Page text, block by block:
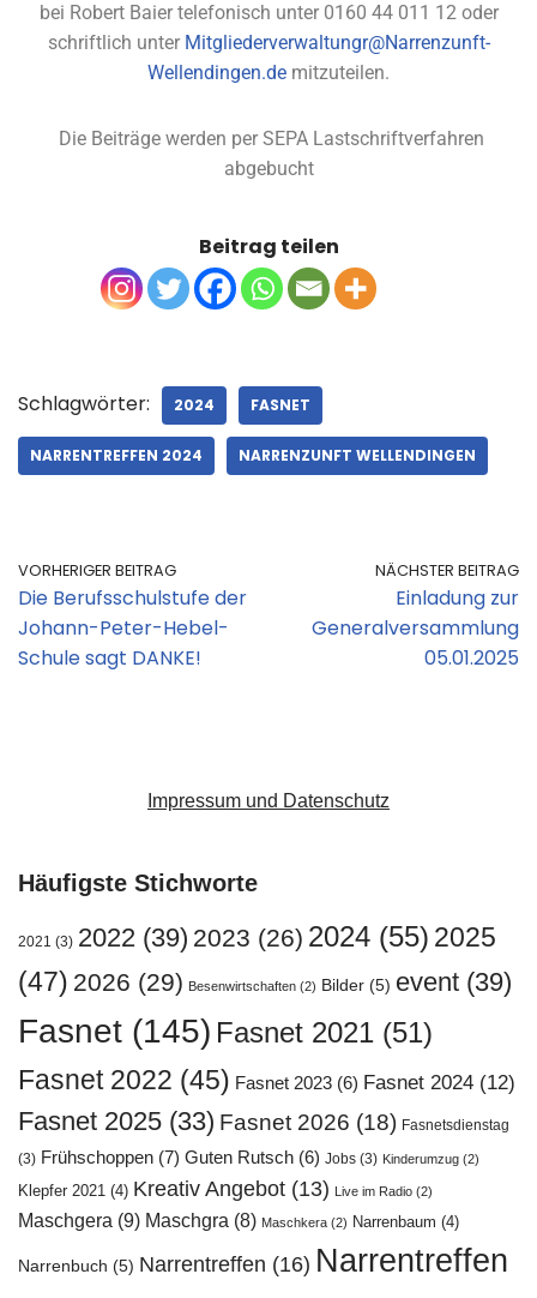
bei Robert Baier telefonisch unter 0160 44 011 12 oder
schriftlich unter Mitgliederverwaltungr@Narrenzunft-
Wellendingen.de mitzuteilen.
Die Beiträge werden per SEPA Lastschriftverfahren
abgebucht
Beitrag teilen
Schlagwörter: 2024 FASNET
NARRENTREFFEN 2024 NARRENZUNFT WELLENDINGEN
VORHERIGER BEITRAG
Die Berufsschulstufe der
Johann-Peter-Hebel-
Schule sagt DANKE!
NÄCHSTER BEITRAG
Einladung zur
Generalversammlung
05.01.2025
Impressum und Datenschutz
Häufigste Stichworte
2021 (3) 2022 (39) 2023 (26) 2024 (55) 2025
(47) 2026 (29) Besenwirtschaften (2) Bilder (5) event (39)
Fasnet (145) Fasnet 2021 (51)
Fasnet 2022 (45) Fasnet 2023 (6) Fasnet 2024 (12)
Fasnet 2025 (33) Fasnet 2026 (18) Fasnetsdienstag
(3) Frühschoppen (7) Guten Rutsch (6) Jobs (3) Kinderumzug (2)
Klepfer 2021 (4) Kreativ Angebot (13) Live im Radio (2)
Maschgera (9) Maschgra (8) Maschkera (2) Narrenbaum (4)
Narrenbuch (5) Narrentreffen (16) Narrentreffen